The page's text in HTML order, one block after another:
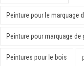
Peinture pour le marquage
Peinture pour marquage de
Peintures pour le bois